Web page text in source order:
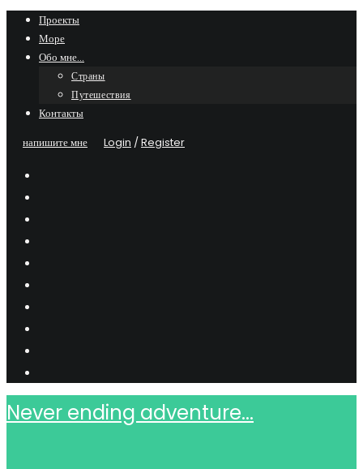
Skip
content
Проекты
Море
Обо мне…
Страны
Путешествия
Контакты
напишите мне
Login /Register
Never ending adventure...